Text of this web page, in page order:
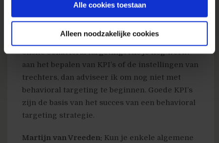
Alle cookies toestaan
Alleen noodzakelijke cookies
analytics volwassenheid om te starten met
onsite behavioral targeting? Als je nog werkt
aan het bepalen van KPI’s of de instellingen van
trechters, dan adviseer ik om nog niet met
behavioral targeting te beginnen. Goede KPI’s
zijn de basis van het succes van een behavioral
targeting strategie.
Martijn van Vreeden: Kun je enkele algemene